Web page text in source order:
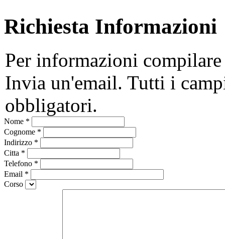
Richiesta Informazioni
Per informazioni
Invia un'email. Tutti i
obbligatori.
Nome *
Cognome *
Indirizzo *
Citta *
Telefono *
Email *
Corso